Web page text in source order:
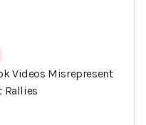
Videos Misrepresent
Rallies